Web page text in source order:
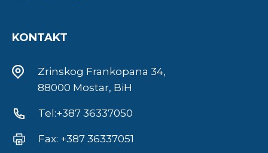
KONTAKT
Zrinskog Frankopana 34,
88000 Mostar, BiH
Tel:+387 36337050
Fax: +387 36337051